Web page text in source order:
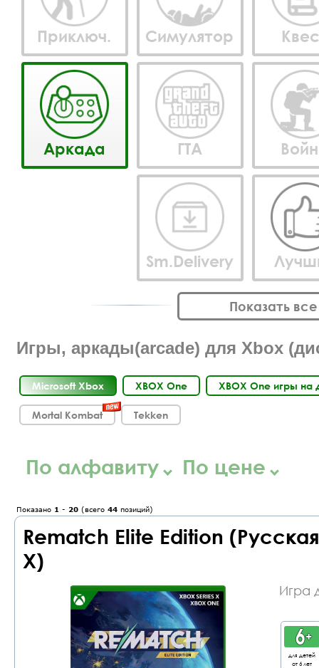
Приключ. Симулятор
Аркада ГТА
Sm.Delivery
Показать
Игры, аркады(arcade) для Xbox
Microsoft Xbox XBOX One XBOX One игры на
Mortal Kombat Tekken
По алфавиту По цене
Показано 1 - 20 (всего 44 позиций)
Rematch Elite Edition
X)
Игра
для детей
от 6 лет